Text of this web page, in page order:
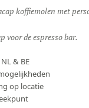
koffiemolen met
voor de espresso bar.
& BE
op locatie